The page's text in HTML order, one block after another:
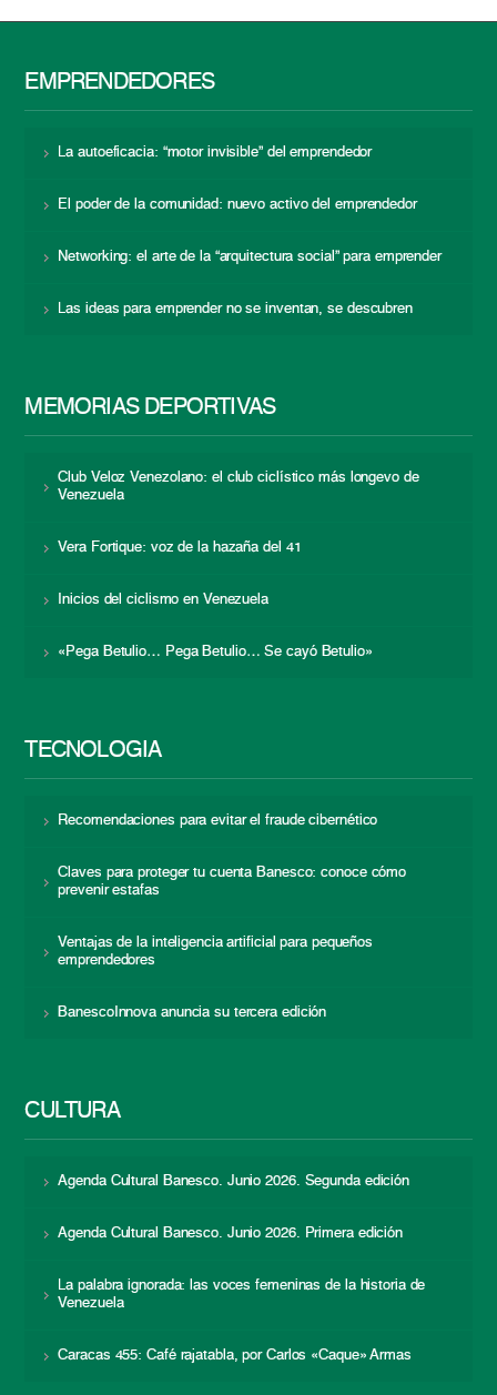
EMPRENDEDORES
La autoeficacia: “motor invisible” del emprendedor
El poder de la comunidad: nuevo activo del emprendedor
Networking: el arte de la “arquitectura social” para emprender
Las ideas para emprender no se inventan, se descubren
MEMORIAS DEPORTIVAS
Club Veloz Venezolano: el club ciclístico más longevo de
Venezuela
Vera Fortique: voz de la hazaña del 41
Inicios del ciclismo en Venezuela
«Pega Betulio… Pega Betulio… Se cayó Betulio»
TECNOLOGÍA
Recomendaciones para evitar el fraude cibernético
Claves para proteger tu cuenta Banesco: conoce cómo
prevenir estafas
Ventajas de la inteligencia artificial para pequeños
emprendedores
BanescoInnova anuncia su tercera edición
CULTURA
Agenda Cultural Banesco. Junio 2026. Segunda edición
Agenda Cultural Banesco. Junio 2026. Primera edición
La palabra ignorada: las voces femeninas de la historia de
Venezuela
Caracas 455: Café rajatabla, por Carlos «Caque» Armas